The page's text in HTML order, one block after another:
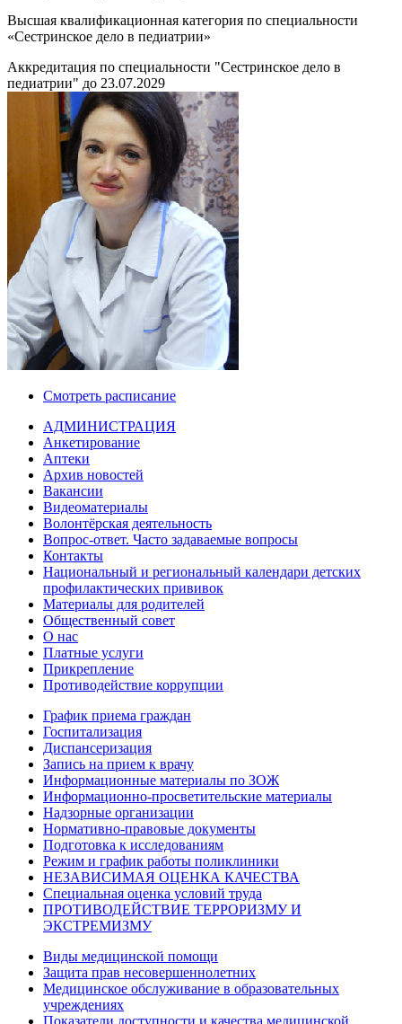
Высшая квалификационная категория по специальности
«Сестринское дело в педиатрии»
Аккредитация по специальности "Сестринское дело в
педиатрии" до 23.07.2029
Смотреть расписание
АДМИНИСТРАЦИЯ
Анкетирование
Аптеки
Архив новостей
Вакансии
Видеоматериалы
Волонтёрская деятельность
Вопрос-ответ. Часто задаваемые вопросы
Контакты
Национальный и региональный календари детских
профилактических прививок
Материалы для родителей
Общественный совет
О нас
Платные услуги
Прикрепление
Противодействие коррупции
График приема граждан
Госпитализация
Диспансеризация
Запись на прием к врачу
Информационные материалы по ЗОЖ
Информационно-просветительские материалы
Надзорные организации
Нормативно-правовые документы
Подготовка к исследованиям
Режим и график работы поликлиники
НЕЗАВИСИМАЯ ОЦЕНКА КАЧЕСТВА
Специальная оценка условий труда
ПРОТИВОДЕЙСТВИЕ ТЕРРОРИЗМУ И
ЭКСТРЕМИЗМУ
Виды медицинской помощи
Защита прав несовершеннолетних
Медицинское обслуживание в образовательных
учреждениях
Показатели доступности и качества медицинской